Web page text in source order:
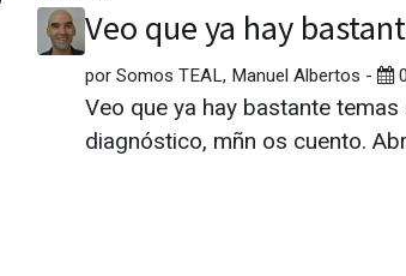
Veo que ya hay
por Somos TEAL, Manuel Albertos -
Veo que ya hay bastante
diagnóstico, mñn os cuento.